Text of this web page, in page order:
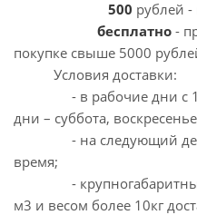
500 рублей -
бесплатно -
покупке свыше 5000
Условия доставки:
- в рабочие дни с
дни – суббота,
- на следующий день,
время;
- крупногабаритный
м3 и весом более 10кг